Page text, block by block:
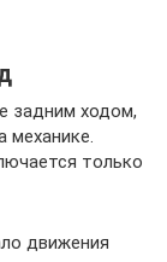
задним ходом,
механике.
только
движения